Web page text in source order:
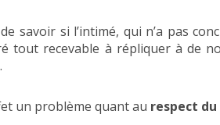
savoir si l’intimé, qui n’a pas
tout recevable à répliquer à de
un problème quant au respect